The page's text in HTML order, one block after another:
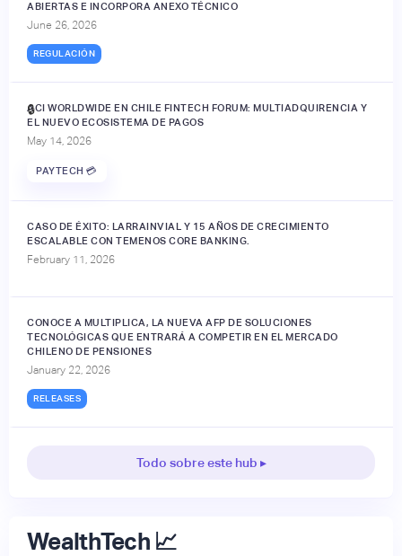
ABIERTAS E INCORPORA ANEXO TÉCNICO
June 26, 2026
REGULACIÓN
ACI WORLDWIDE EN CHILE FINTECH FORUM: MULTIADQUIRENCIA Y
EL NUEVO ECOSISTEMA DE PAGOS
May 14, 2026
PAYTECH 💳
🔒
CASO DE ÉXITO: LARRAINVIAL Y 15 AÑOS DE CRECIMIENTO
ESCALABLE CON TEMENOS CORE BANKING.
February 11, 2026
CONOCE A MULTIPLICA, LA NUEVA AFP DE SOLUCIONES
TECNOLÓGICAS QUE ENTRARÁ A COMPETIR EN EL MERCADO
CHILENO DE PENSIONES
January 22, 2026
RELEASES
Todo sobre este hub ▸
WealthTech 📈